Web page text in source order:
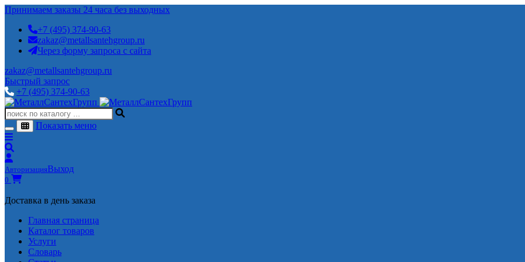
Принимаем заказы 24 часа без выходных
+7 (495) 374-90-63
zakaz@metallsantehgroup.ru
Через форму запроса с сайта
zakaz@metallsantehgroup.ru
Быстрый запрос
+7 (495) 374-90-63
Показать меню
АвторизацияВыход
0
Доставка в день заказа
Главная страница
Каталог товаров
Услуги
Словарь